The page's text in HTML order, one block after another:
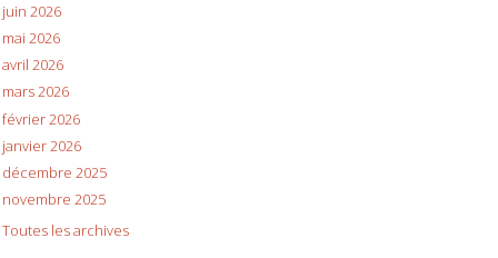
juin 2026
mai 2026
avril 2026
mars 2026
février 2026
janvier 2026
décembre 2025
novembre 2025
Toutes les archives